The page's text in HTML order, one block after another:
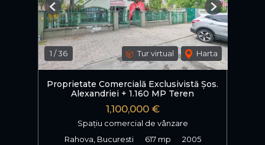
1 /36 Tur virtual Harta
Previous Next
Proprietate Comercială Exclusivistă Șos.
Alexandriei + 1.160 MP Teren
1,100,000 €
Spațiu comercial de vânzare
Rahova, Bucuresti
617 mp 2005